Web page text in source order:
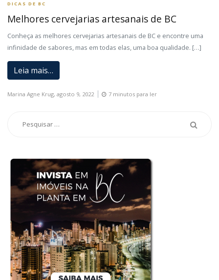
DICAS DE BC
Melhores cervejarias artesanais de BC
Conheça as melhores cervejarias artesanais de BC e encontre uma
infinidade de sabores, mas em todas elas, uma boa qualidade. […]
Leia mais…
Marina Agne Krug, agosto 9, 2022 7 minutos para ler